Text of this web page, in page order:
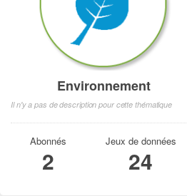
Environnement
Il n'y a pas de description pour cette thématique
Abonnés
2
Jeux de données
24